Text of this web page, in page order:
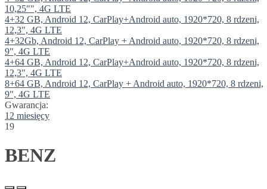
10,25"", 4G LTE
4+32 GB, Android 12, CarPlay+Android auto, 1920*720, 8 rdzeni,
12,3", 4G LTE
4+32Gb, Android 12, CarPlay + Android auto, 1920*720, 8 rdzeni,
9", 4G LTE
4+64 GB, Android 12, CarPlay+Android auto, 1920*720, 8 rdzeni,
12,3", 4G LTE
8+64 GB, Android 12, CarPlay + Android auto, 1920*720, 8 rdzeni,
9", 4G LTE
Gwarancja:
12 miesięcy
19
BENZ